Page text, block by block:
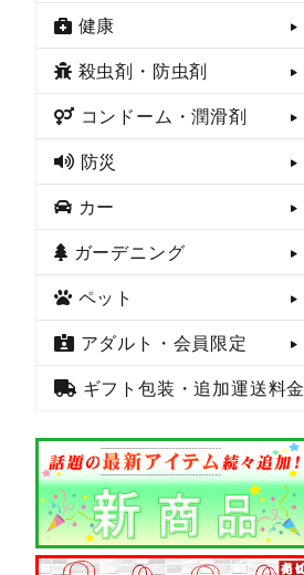
健康
殺虫剤・防虫剤
コンドーム・潤滑剤
防災
カー
ガーデニング
ペット
アダルト・会員限定
ギフト包装・追加運送料金